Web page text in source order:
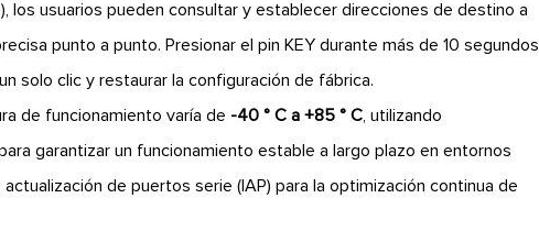
los usuarios pueden consultar y establecer direcciones de destino a
punto a punto. Presionar el pin KEY durante más de 10 segundos
solo clic y restaurar la configuración de fábrica.
de funcionamiento varía de -40 ° C a +85 ° C , utilizando
garantizar un funcionamiento estable a largo plazo en entornos
de puertos serie (IAP) para la optimización continua de